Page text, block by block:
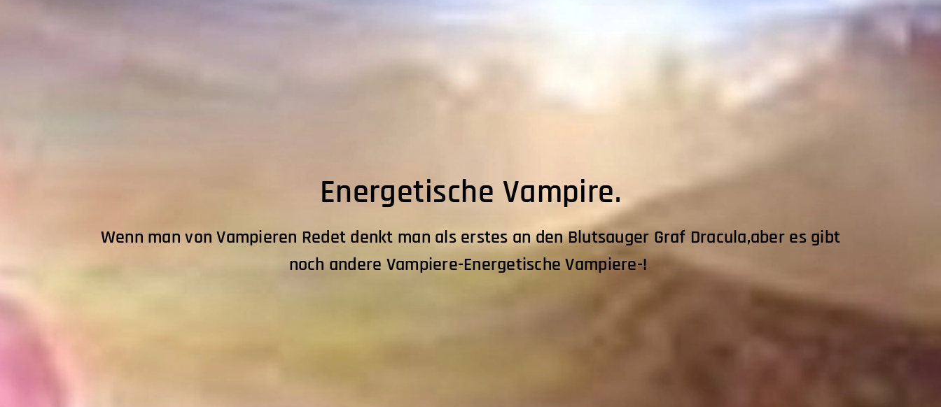
Energetische Vampire.
Wenn man von Vampieren Redet denkt man als erstes an den Blutsauger Graf Dracula,aber es gibt
noch andere Vampiere-Energetische Vampiere-!